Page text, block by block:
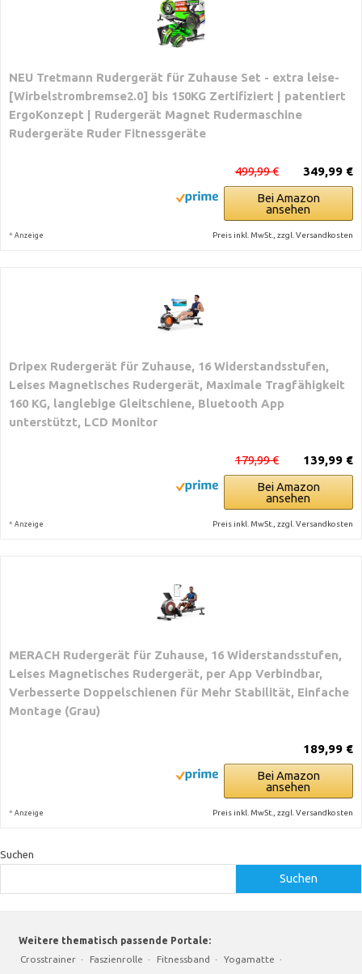
NEU Tretmann Rudergerät für Zuhause Set - extra leise-
[Wirbelstrombremse2.0] bis 150KG Zertifiziert | patentiert
ErgoKonzept | Rudergerät Magnet Rudermaschine
Rudergeräte Ruder Fitnessgeräte
349,99 €
499,99 €
Bei Amazon
ansehen
* Anzeige Preis inkl. MwSt., zzgl. Versandkosten
Dripex Rudergerät für Zuhause, 16 Widerstandsstufen,
Leises Magnetisches Rudergerät, Maximale Tragfähigkeit
160 KG, langlebige Gleitschiene, Bluetooth App
unterstützt, LCD Monitor
139,99 €
179,99 €
Bei Amazon
ansehen
* Anzeige Preis inkl. MwSt., zzgl. Versandkosten
MERACH Rudergerät für Zuhause, 16 Widerstandsstufen,
Leises Magnetisches Rudergerät, per App Verbindbar,
Verbesserte Doppelschienen für Mehr Stabilität, Einfache
Montage (Grau)
189,99 €
Bei Amazon
ansehen
* Anzeige Preis inkl. MwSt., zzgl. Versandkosten
Suchen
Suchen
Weitere thematisch passende Portale:
Crosstrainer · Faszienrolle · Fitnessband · Yogamatte ·